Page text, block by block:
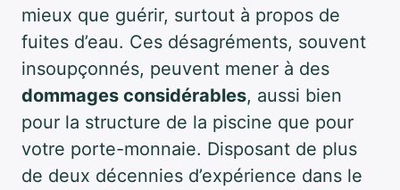
mieux que guérir, surtout à propos de
fuites d’eau. Ces désagréments, souvent
insoupçonnés, peuvent mener à des
dommages considérables, aussi bien
pour la structure de la piscine que pour
votre porte-monnaie. Disposant de plus
de deux décennies d’expérience dans le